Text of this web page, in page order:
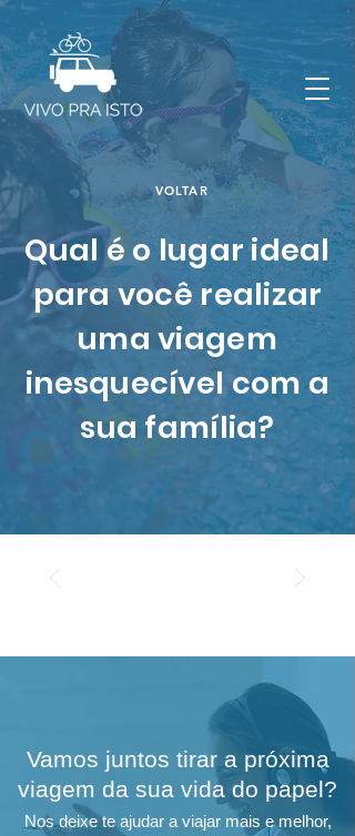
VOLTAR
Qual é o lugar ideal
para você realizar
uma viagem
inesquecível com a
sua família?
Vamos juntos tirar a próxima
viagem da sua vida do papel?
Nos deixe te ajudar a viajar mais e melhor,